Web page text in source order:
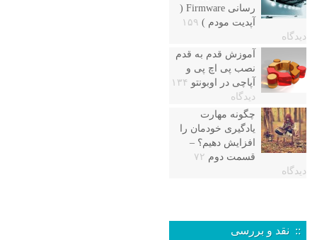
رسانی Firmware (
آپدیت مودم ) ۱۵۹
دیدگاه
آموزش قدم به قدم
نصب پی اچ پی و
آپاچی در اوبونتو ۱۳۴
دیدگاه
چگونه مهارت
یادگیری خودمان را
افزایش دهیم؟ –
قسمت دوم ۷۲
دیدگاه
:: نقد و بررسی